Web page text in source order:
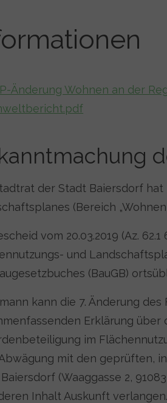
Änderung Wohnen an der
der Stadt Baiersdorf hat
(Bereich
vom 20.03.2019 (Az.
und
(BauGB)
kann die 7. Änderung
Erklärung
im
mit den geprüften,
(Waaggasse 2,
Inhalt Auskunft verlangen.